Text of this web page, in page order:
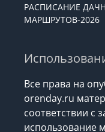
РАСПИСАНИЕ
МАРШРУТОВ-2026
Все права на
orenday.ru
соответствии с
использование